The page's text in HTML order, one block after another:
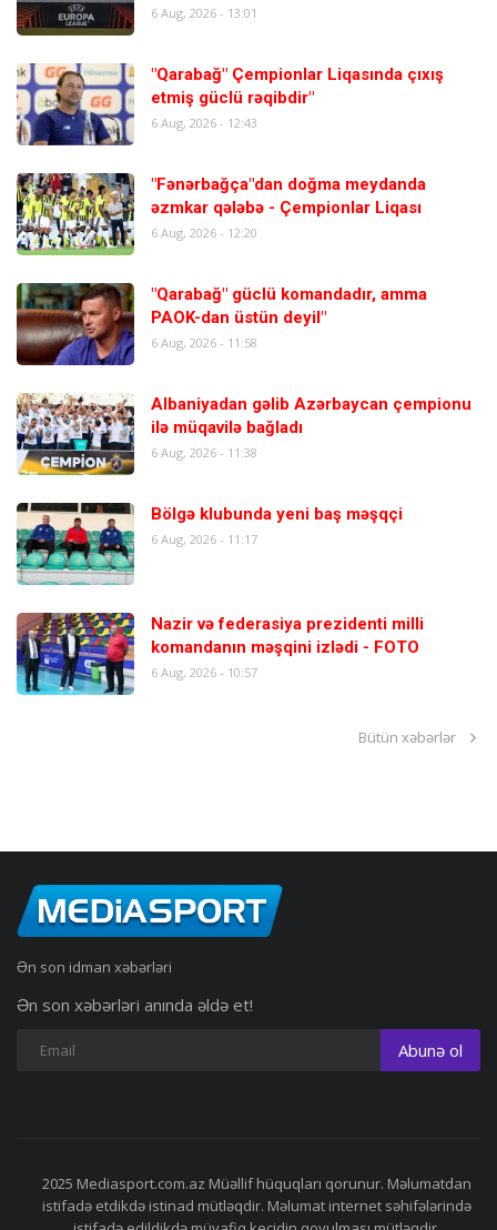
6 Aug, 2026 - 13:01
"Qarabağ" Çempionlar Liqasında çıxış
etmiş güclü rəqibdir"
6 Aug, 2026 - 12:43
"Fənərbağça"dan doğma meydanda
əzmkar qələbə - Çempionlar Liqası
6 Aug, 2026 - 12:20
"Qarabağ" güclü komandadır, amma
PAOK-dan üstün deyil"
6 Aug, 2026 - 11:58
Albaniyadan gəlib Azərbaycan çempionu
ilə müqavilə bağladı
6 Aug, 2026 - 11:38
Bölgə klubunda yeni baş məşqçi
6 Aug, 2026 - 11:17
Nazir və federasiya prezidenti milli
komandanın məşqini izlədi - FOTO
6 Aug, 2026 - 10:57
Bütün xəbərlər
Ən son idman xəbərləri
Ən son xəbərləri anında əldə et!
Abunə ol
2025 Mediasport.com.az Müəllif hüquqları qorunur. Məlumatdan
istifadə etdikdə istinad mütləqdir. Məlumat internet səhifələrində